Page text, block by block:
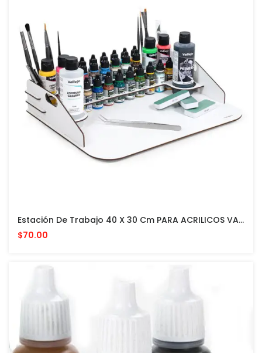
Estación De Trabajo 40 X 30 Cm PARA ACRILICOS VALLEJO Y ACCESORIOS
$70.00